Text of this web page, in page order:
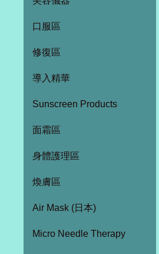
口服區
修復區
導入精華
Sunscreen Products
面霜區
身體護理區
煥膚區
Air Mask (日本)
Micro Needle Therapy